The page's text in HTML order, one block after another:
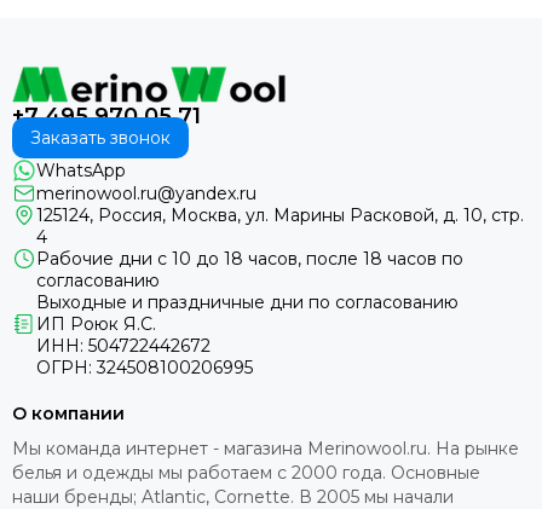
+7 495 970 05 71
Заказать звонок
WhatsApp
merinowool.ru@yandex.ru
125124, Россия, Москва, ул. Марины Расковой, д. 10, стр.
4
Рабочие дни с 10 до 18 часов, после 18 часов по
согласованию
Выходные и праздничные дни по согласованию
ИП Роюк Я.С.
ИНН: 504722442672
ОГРН: 324508100206995
О компании
Мы команда интернет - магазина Merinowool.ru. На рынке
белья и одежды мы работаем с 2000 года. Основные
наши бренды; Atlantic, Cornette. В 2005 мы начали